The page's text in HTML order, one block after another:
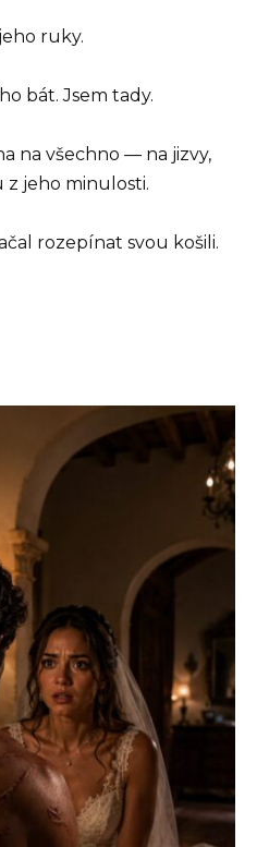
ruky.
bát. Jsem tady.
na všechno — na jizvy,
z jeho minulosti.
rozepínat svou košili.